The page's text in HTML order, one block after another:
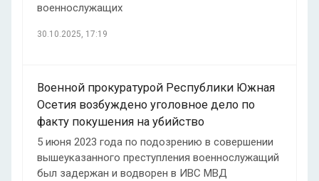
военнослужащих
30.10.2025, 17:19
Военной прокуратурой Республики Южная
Осетия возбуждено уголовное дело по
факту покушения на убийство
5 июня 2023 года по подозрению в совершении
вышеуказанного преступления военнослужащий
был задержан и водворен в ИВС МВД